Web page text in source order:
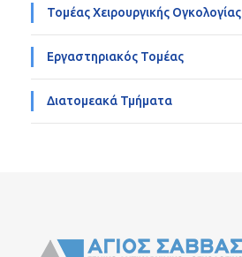
Τομέας Χειρουργικής Ογκολογίας
Εργαστηριακός Τομέας
Διατομεακά Τμήματα